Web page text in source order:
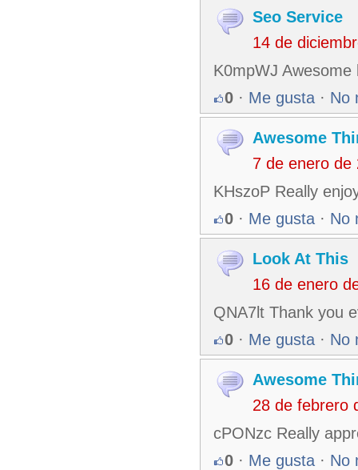
Seo Service
14 de
K0mpWJ
0 · Me gusta · No
Awesome
7 de enero de
KHszoP Really
0 · Me gusta · No
Look At This
16 de enero
QNA7lt Thank you
0 · Me gusta · No
Awesome
28 de febrero
cPONzc Really
0 · Me gusta · No